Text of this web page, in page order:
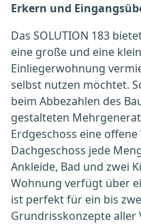
Erkern und
Das SOLUTION 183
eine große und eine
Einliegerwohnung
selbst nutzen möchtet.
beim Abbezahlen des
gestalteten
Erdgeschoss eine
Dachgeschoss jede
Ankleide, Bad und zwei
Wohnung verfügt über
ist perfekt für ein bis
Grundrisskonzepte aller